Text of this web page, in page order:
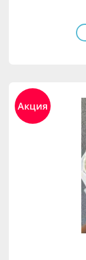
Акция